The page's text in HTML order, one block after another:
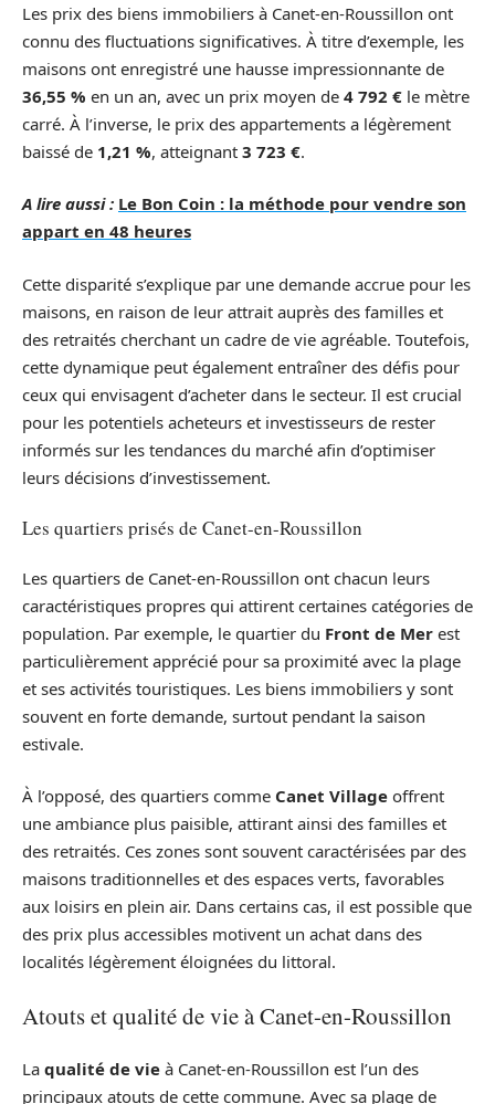
Les prix des biens immobiliers à Canet-en-Roussillon ont
connu des fluctuations significatives. À titre d’exemple, les
maisons ont enregistré une hausse impressionnante de
36,55 % en un an, avec un prix moyen de 4 792 € le mètre
carré. À l’inverse, le prix des appartements a légèrement
baissé de 1,21 %, atteignant 3 723 €.
A lire aussi : Le Bon Coin : la méthode pour vendre son
appart en 48 heures
Cette disparité s’explique par une demande accrue pour les
maisons, en raison de leur attrait auprès des familles et
des retraités cherchant un cadre de vie agréable. Toutefois,
cette dynamique peut également entraîner des défis pour
ceux qui envisagent d’acheter dans le secteur. Il est crucial
pour les potentiels acheteurs et investisseurs de rester
informés sur les tendances du marché afin d’optimiser
leurs décisions d’investissement.
Les quartiers prisés de Canet-en-Roussillon
Les quartiers de Canet-en-Roussillon ont chacun leurs
caractéristiques propres qui attirent certaines catégories de
population. Par exemple, le quartier du Front de Mer est
particulièrement apprécié pour sa proximité avec la plage
et ses activités touristiques. Les biens immobiliers y sont
souvent en forte demande, surtout pendant la saison
estivale.
À l’opposé, des quartiers comme Canet Village offrent
une ambiance plus paisible, attirant ainsi des familles et
des retraités. Ces zones sont souvent caractérisées par des
maisons traditionnelles et des espaces verts, favorables
aux loisirs en plein air. Dans certains cas, il est possible que
des prix plus accessibles motivent un achat dans des
localités légèrement éloignées du littoral.
Atouts et qualité de vie à Canet-en-Roussillon
La qualité de vie à Canet-en-Roussillon est l’un des
principaux atouts de cette commune. Avec sa plage de